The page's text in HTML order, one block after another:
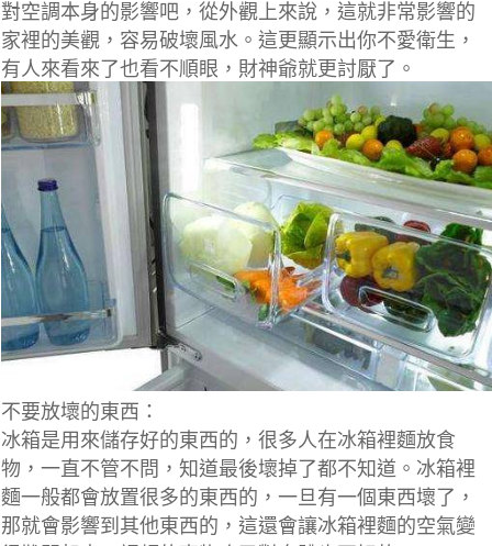
對空調本身的影響吧，從外觀上來說，這就非常影響的
家裡的美觀，容易破壞風水。這更顯示出你不愛衛生，
有人來看來了也看不順眼，財神爺就更討厭了。
不要放壞的東西：
冰箱是用來儲存好的東西的，很多人在冰箱裡麵放食
物，一直不管不問，知道最後壞掉了都不知道。冰箱裡
麵一般都會放置很多的東西的，一旦有一個東西壞了，
那就會影響到其他東西的，這還會讓冰箱裡麵的空氣變